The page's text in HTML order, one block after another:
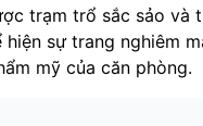
trạm trổ sắc sảo và
hiện sự trang nghiêm
mỹ của căn phòng.